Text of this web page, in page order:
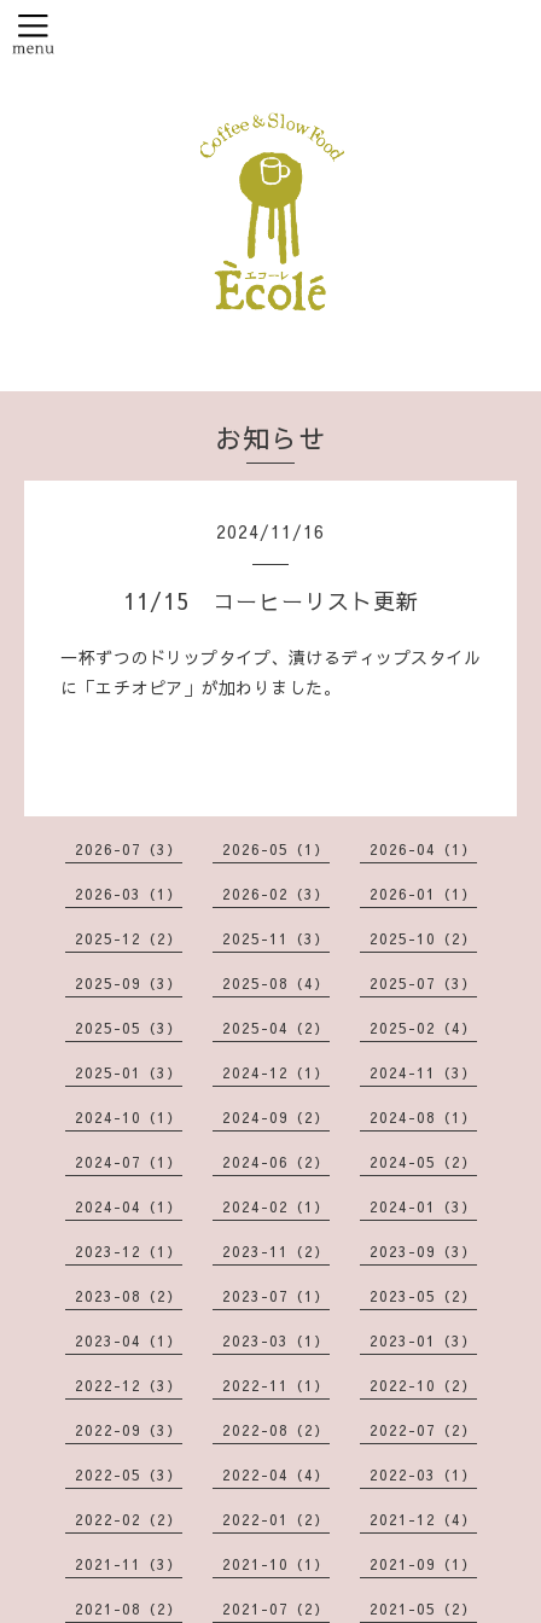
お知らせ
2024/11 /16
11/15 コーヒーリスト更新
一杯ずつのドリップタイプ、漬けるディップスタイル
に「エチオピア」が加わりました。
2026-07（3） 2026-05（1） 2026-04（1）
2026-03（1） 2026-02（3） 2026-01（1）
2025-12（2） 2025-11（3） 2025-10（2）
2025-09（3） 2025-08（4） 2025-07（3）
2025-05（3） 2025-04（2） 2025-02（4）
2025-01（3） 2024-12（1） 2024-11（3）
2024-10（1） 2024-09（2） 2024-08（1）
2024-07（1） 2024-06（2） 2024-05（2）
2024-04（1） 2024-02（1） 2024-01（3）
2023-12（1） 2023-11（2） 2023-09（3）
2023-08（2） 2023-07（1） 2023-05（2）
2023-04（1） 2023-03（1） 2023-01（3）
2022-12（3） 2022-11（1） 2022-10（2）
2022-09（3） 2022-08（2） 2022-07（2）
2022-05（3） 2022-04（4） 2022-03（1）
2022-02（2） 2022-01（2） 2021-12（4）
2021-11（3） 2021-10（1） 2021-09（1）
2021-08（2） 2021-07（2） 2021-05（2）